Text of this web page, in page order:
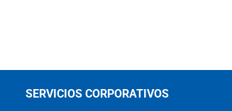
SERVICIOS CORPORATIVOS